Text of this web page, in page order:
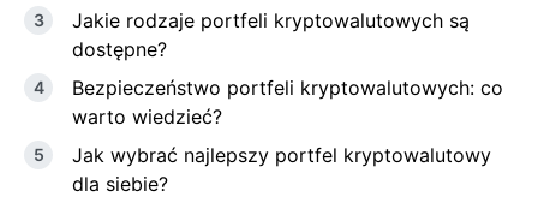
Jakie rodzaje portfeli⁢ kryptowalutowych są
dostępne?
Bezpieczeństwo portfeli kryptowalutowych: co⁣
warto wiedzieć?
Jak‍ wybrać najlepszy ⁤portfel kryptowalutowy
‌dla ⁣siebie?